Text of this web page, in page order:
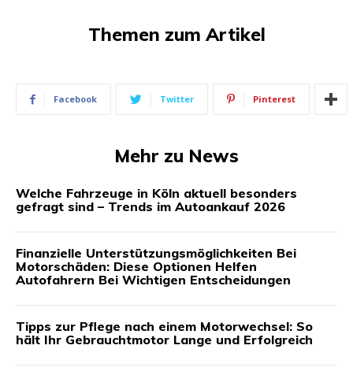
Themen zum Artikel
Facebook Twitter Pinterest
Mehr zu News
Welche Fahrzeuge in Köln aktuell besonders
gefragt sind – Trends im Autoankauf 2026
Finanzielle Unterstützungsmöglichkeiten Bei
Motorschäden: Diese Optionen Helfen
Autofahrern Bei Wichtigen Entscheidungen
Tipps zur Pflege nach einem Motorwechsel: So
hält Ihr Gebrauchtmotor Lange und Erfolgreich